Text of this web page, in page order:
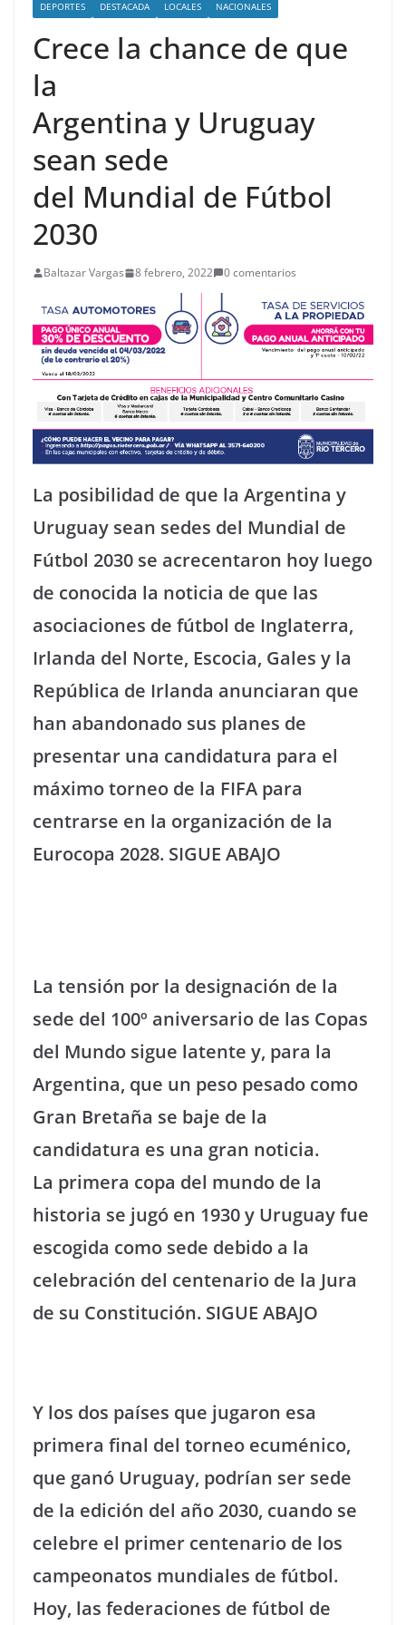
DEPORTES DESTACADA LOCALES NACIONALES
Crece la chance de que
la
Argentina y Uruguay
sean sede
del Mundial de Fútbol
2030
Baltazar Vargas 8 febrero, 2022 0 comentarios
La posibilidad de que la Argentina y
Uruguay sean sedes del Mundial de
Fútbol 2030 se acrecentaron hoy luego
de conocida la noticia de que las
asociaciones de fútbol de Inglaterra,
Irlanda del Norte, Escocia, Gales y la
República de Irlanda anunciaran que
han abandonado sus planes de
presentar una candidatura para el
máximo torneo de la FIFA para
centrarse en la organización de la
Eurocopa 2028. SIGUE ABAJO
La tensión por la designación de la
sede del 100º aniversario de las Copas
del Mundo sigue latente y, para la
Argentina, que un peso pesado como
Gran Bretaña se baje de la
candidatura es una gran noticia.
La primera copa del mundo de la
historia se jugó en 1930 y Uruguay fue
escogida como sede debido a la
celebración del centenario de la Jura
de su Constitución. SIGUE ABAJO
Y los dos países que jugaron esa
primera final del torneo ecuménico,
que ganó Uruguay, podrían ser sede
de la edición del año 2030, cuando se
celebre el primer centenario de los
campeonatos mundiales de fútbol.
Hoy, las federaciones de fútbol de